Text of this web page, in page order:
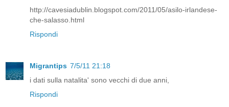
http://cavesiadublin.blogspot.com/2011/05/asilo-irlandese-
che-salasso.html
Rispondi
Migrantips 7/5/11 21:18
i dati sulla natalita' sono vecchi di due anni,
Rispondi